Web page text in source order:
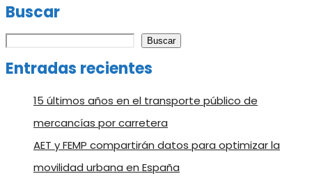
Buscar
Buscar Buscar
Entradas recientes
15 últimos años en el transporte público de
mercancías por carretera
AET y FEMP compartirán datos para optimizar la
movilidad urbana en España